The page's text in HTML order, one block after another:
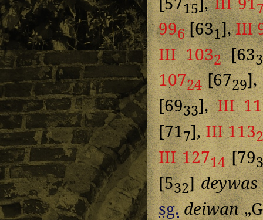
15
996[631],III
III 1032[63
10724[6729],
[6933],III
[717],III 113
III 12714[79
[532]deywas
sg. deiwan